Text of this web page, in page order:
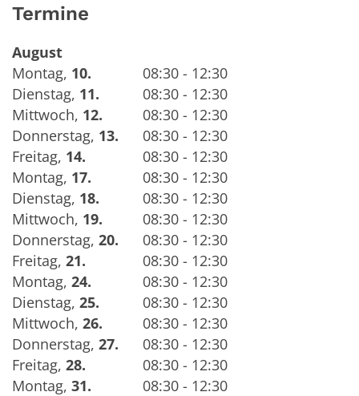
Termine
August
Montag, 10.
08:30 - 12:30
Dienstag, 11.
08:30 - 12:30
Mittwoch, 12.
08:30 - 12:30
Donnerstag, 13.
08:30 - 12:30
Freitag, 14.
08:30 - 12:30
Montag, 17.
08:30 - 12:30
Dienstag, 18.
08:30 - 12:30
Mittwoch, 19.
08:30 - 12:30
Donnerstag, 20.
08:30 - 12:30
Freitag, 21.
08:30 - 12:30
Montag, 24.
08:30 - 12:30
Dienstag, 25.
08:30 - 12:30
Mittwoch, 26.
08:30 - 12:30
Donnerstag, 27.
08:30 - 12:30
Freitag, 28.
08:30 - 12:30
Montag, 31.
08:30 - 12:30